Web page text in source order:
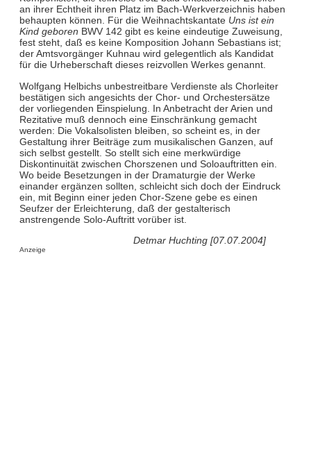
an ihrer Echtheit ihren Platz im Bach-Werkverzeichnis haben
behaupten können. Für die Weihnachtskantate Uns ist ein
Kind geboren BWV 142 gibt es keine eindeutige Zuweisung,
fest steht, daß es keine Komposition Johann Sebastians ist;
der Amtsvorgänger Kuhnau wird gelegentlich als Kandidat
für die Urheberschaft dieses reizvollen Werkes genannt.
Wolfgang Helbichs unbestreitbare Verdienste als Chorleiter
bestätigen sich angesichts der Chor- und Orchestersätze
der vorliegenden Einspielung. In Anbetracht der Arien und
Rezitative muß dennoch eine Einschränkung gemacht
werden: Die Vokalsolisten bleiben, so scheint es, in der
Gestaltung ihrer Beiträge zum musikalischen Ganzen, auf
sich selbst gestellt. So stellt sich eine merkwürdige
Diskontinuität zwischen Chorszenen und Soloauftritten ein.
Wo beide Besetzungen in der Dramaturgie der Werke
einander ergänzen sollten, schleicht sich doch der Eindruck
ein, mit Beginn einer jeden Chor-Szene gebe es einen
Seufzer der Erleichterung, daß der gestalterisch
anstrengende Solo-Auftritt vorüber ist.
Detmar Huchting [07.07.2004]
Anzeige